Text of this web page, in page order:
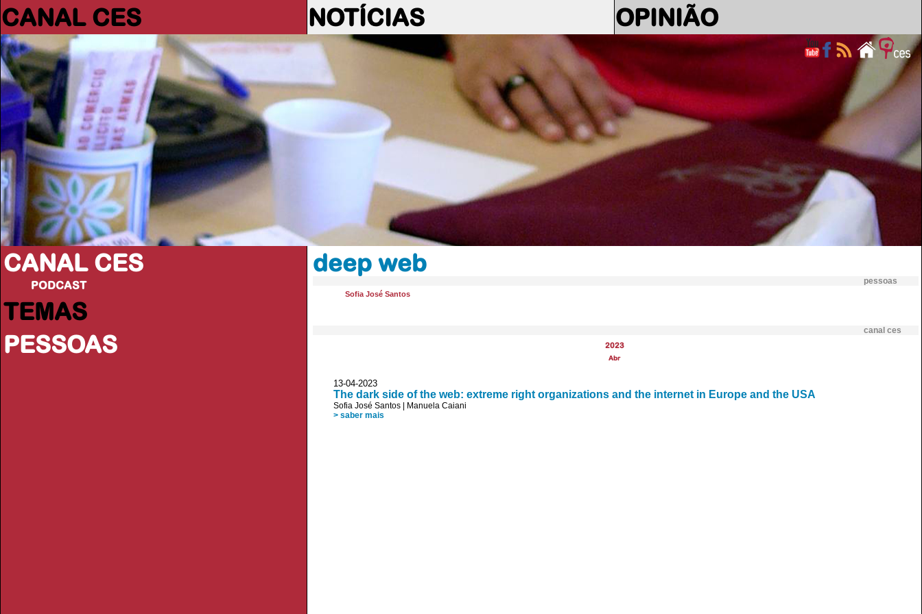
CANAL CES NOTÍCIAS OPINIÃO
CANAL CES
PODCAST
TEMAS
PESSOAS
deep web
pessoas
Sofia José Santos
canal ces
2023
Abr
13-04-2023
The dark side of the web: extreme right organizations and the internet in Europe and the USA
Sofia José Santos
Manuela Caiani
> saber mais